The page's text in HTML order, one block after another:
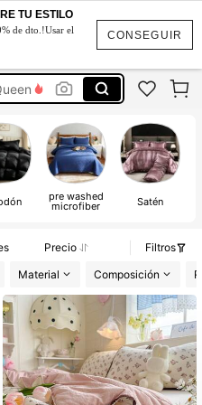
CONSEGUIR
TU ESTILO
de dto.!Usar el
King
Edredones Para Cama Queen
King
Edredones Para Cama Queen
pre washed
microfiber Satén
Precio
Filtros
Material Composición